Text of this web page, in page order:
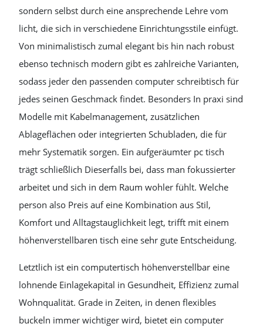
sondern selbst durch eine ansprechende Lehre vom
licht, die sich in verschiedene Einrichtungsstile einfügt.
Von minimalistisch zumal elegant bis hin nach robust
ebenso technisch modern gibt es zahlreiche Varianten,
sodass jeder den passenden computer schreibtisch für
jedes seinen Geschmack findet. Besonders In praxi sind
Modelle mit Kabelmanagement, zusätzlichen
Ablageflächen oder integrierten Schubladen, die für
mehr Systematik sorgen. Ein aufgeräumter pc tisch
trägt schließlich Dieserfalls bei, dass man fokussierter
arbeitet und sich in dem Raum wohler fühlt. Welche
person also Preis auf eine Kombination aus Stil,
Komfort und Alltagstauglichkeit legt, trifft mit einem
höhenverstellbaren tisch eine sehr gute Entscheidung.
Letztlich ist ein computertisch höhenverstellbar eine
lohnende Einlagekapital in Gesundheit, Effizienz zumal
Wohnqualität. Grade in Zeiten, in denen flexibles
buckeln immer wichtiger wird, bietet ein computer